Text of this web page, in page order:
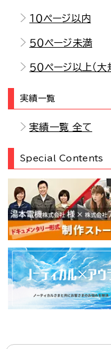
１０ページ以内
５０ページ未満
５０ページ以上（大
実績一覧
実績一覧 全て
Special Contents